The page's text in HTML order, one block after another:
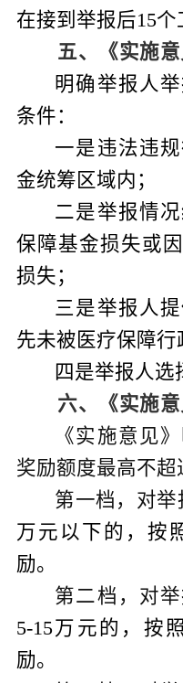
在接到举报后15个
五、
《实施
明确举报人
条件：
一是违法违
金统筹区域内；
二是举报情
保障基金损失或
损失；
三是举报人
先未被医疗保障行
四是举报人选
六、
《实施
《实施意见
奖励额度最高不超
第一档，对
万元以下的，按
励。
第二档，对
5-15万元的，按
励。